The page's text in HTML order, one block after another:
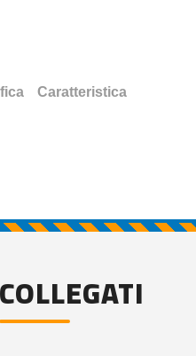
Caratteristica